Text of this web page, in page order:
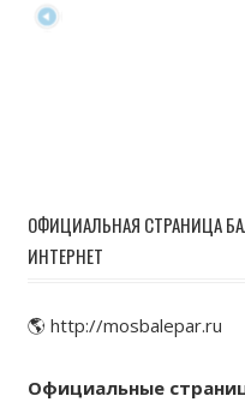
ОФИЦИАЛЬНАЯ СТРАНИЦА
ИНТЕРНЕТ
🌎 http://mosbalepar.ru
Официальные